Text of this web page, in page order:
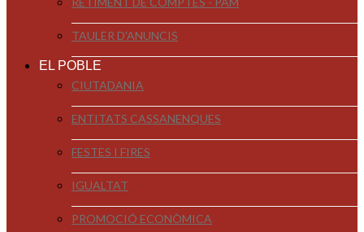
TAULER D'ANUNCIS
EL POBLE
CIUTADANIA
ENTITATS CASSANENQUES
FESTES I FIRES
IGUALTAT
PROMOCIÓ ECONÒMICA